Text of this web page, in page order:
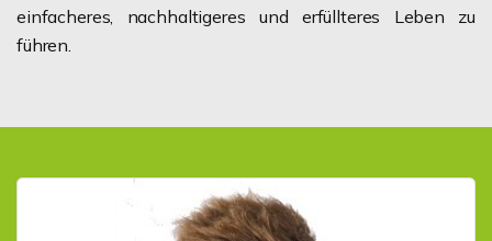
einfacheres, nachhaltigeres und erfüllteres Leben zu
führen.